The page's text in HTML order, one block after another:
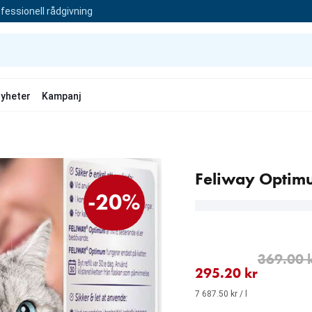
rådgivning
Kampanj
Feliway
-20%
295.20 kr
aktuellt pris 295.20 kr
369.00
ursprungligt pris 369.00
7 687.50 kr / l